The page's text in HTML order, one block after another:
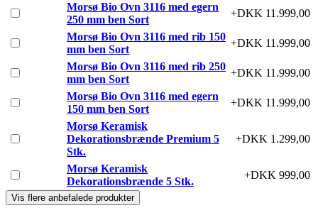
Morsø Bio Ovn 3116 med egern
250 mm ben Sort
+DKK 11.999,00
Morsø Bio Ovn 3116 med rib 150
mm ben Sort
+DKK 11.999,00
Morsø Bio Ovn 3116 med rib 250
mm ben Sort
+DKK 11.999,00
Morsø Bio Ovn 3116 med egern
150 mm ben Sort
+DKK 11.999,00
Morsø Keramisk
Dekorationsbrænde Premium 5
Stk.
+DKK 1.299,00
Morsø Keramisk
Dekorationsbrænde 5 Stk.
+DKK 999,00
Vis flere anbefalede produkter